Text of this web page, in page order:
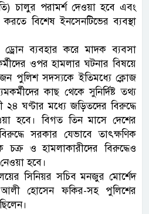
চালুর পরামর্শ দেওয়া হবে এবং
বিশেষ ইনসেনটিভের ব্যবস্থা
ড্রোন ব্যবহার করে মাদক ব্যবসা
ওপর হামলার ঘটনার বিষয়ে
পুলিশ সদস্যকে ইতিমধ্যে ক্লোজ
কাছ থেকে সুনির্দিষ্ট তথ্য
ঘণ্টার মধ্যে জড়িতদের বিরুদ্ধে
হবে। বিগত তিন মাসে দেশের
সরকার যেভাবে তাৎক্ষণিক
চক্র ও হামলাকারীদের বিরুদ্ধেও
হবে।
সিনিয়র সচিব মনজুর মোর্শেদ
হোসেন ফকির-সহ পুলিশের